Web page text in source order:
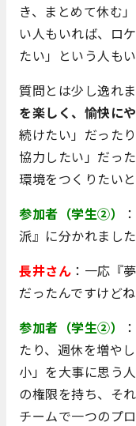
き、まとめて休む
い人もいれば、ロ
たい」という人もい
質問とは少し逸れ
を楽しく、愉快に
続けたい」だった
協力したい」だっ
環境をつくりたい
参加者（学生②）
派』に分かれました
長井さん ：一応『
だったんですけど
参加者（学生②）
たり、週休を増や
小」を大事に思う
の権限を持ち、そ
チームで一つのプ